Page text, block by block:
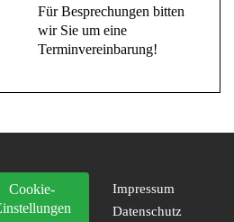
Für Besprechungen bitten
wir Sie um eine
Terminvereinbarung!
Cookie-
Impressum
Datenschutz